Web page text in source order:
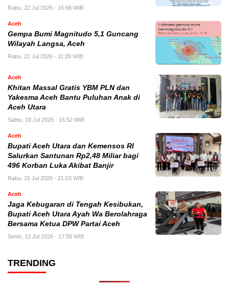
Rabu, 22 Jul 2026 - 16:06 WIB
Aceh
Gempa Bumi Magnitudo 5,1 Guncang
Wilayah Langsa, Aceh
Rabu, 22 Jul 2026 - 11:28 WIB
Aceh
Khitan Massal Gratis YBM PLN dan
Yakesma Aceh Bantu Puluhan Anak di
Aceh Utara
Sabtu, 18 Jul 2026 - 16:52 WIB
Aceh
Bupati Aceh Utara dan Kemensos RI
Salurkan Santunan Rp2,48 Miliar bagi
496 Korban Luka Akibat Banjir
Rabu, 15 Jul 2026 - 21:03 WIB
Aceh
Jaga Kebugaran di Tengah Kesibukan,
Bupati Aceh Utara Ayah Wa Berolahraga
Bersama Ketua DPW Partai Aceh
Senin, 13 Jul 2026 - 17:58 WIB
TRENDING